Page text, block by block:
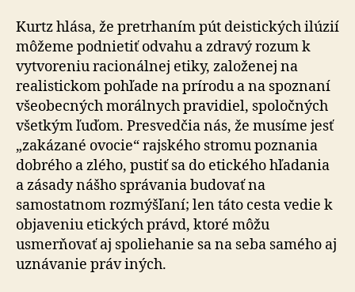
Kurtz hlása, že pretrhaním pút deistických ilúzií
môžeme podnietiť odvahu a zdravý rozum k
vytvoreniu racionálnej etiky, založenej na
realistickom pohľade na prírodu a na spoznaní
všeobecných morálnych pravidiel, spoločných
všetkým ľuďom. Presvedčia nás, že musíme jesť
„zakázané ovocie“ rajského stromu poznania
dobrého a zlého, pustiť sa do etického hľadania
a zásady nášho správania budovať na
samostatnom rozmýšľaní; len táto cesta vedie k
objaveniu etických právd, ktoré môžu
usmerňovať aj spoliehanie sa na seba samého aj
uznávanie práv iných.